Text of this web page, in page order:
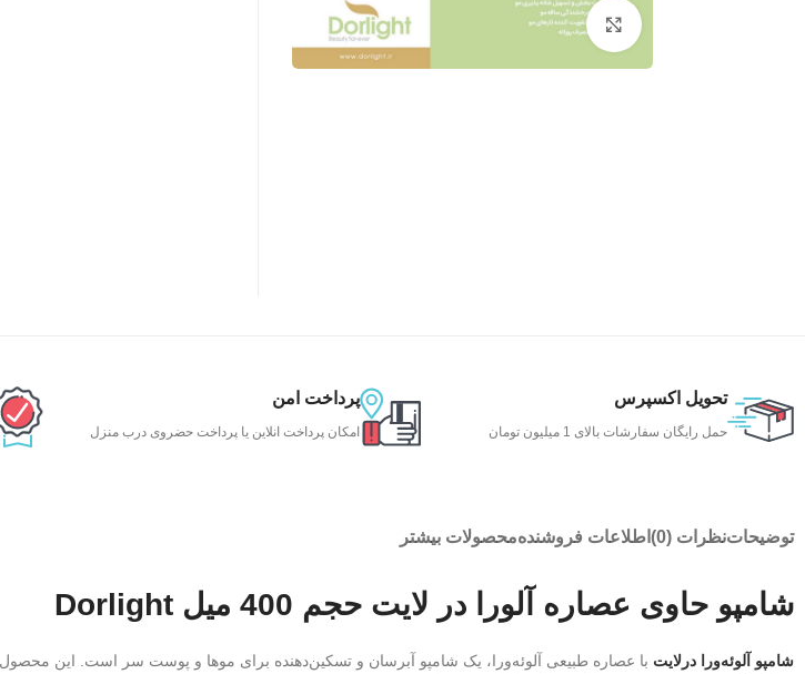
بزرگنمایی تصویر
تحویل اکسپرس
حمل رایگان سفارشات بالای 1 میلیون تومان
پرداخت امن
امکان پرداخت انلاین یا پرداخت حضروی درب منزل
توضیحاتنظرات (0) اطلاعات فروشندهمحصولات بیشتر
شامپو حاوی عصاره آلورا در لایت حجم 400 میل Dorlight
شامپو آلوئه‌ورا درلایت با عصاره طبیعی آلوئه‌ورا، یک شامپو آبرسان و تسکین‌دهنده برای موها و پوست سر است. این محصول